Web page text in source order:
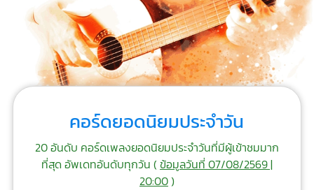
คอร์ดยอดนิยมประจำวัน
20 อันดับ คอร์ดเพลงยอดนิยมประจำวันที่มีผู้เข้าชมมาก
ที่สุด อัพเดทอันดับทุกวัน (ข้อมูลวันที่ 07/08/2569 |
20:00)